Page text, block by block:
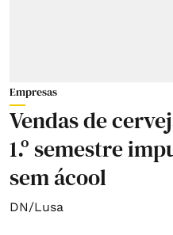
Empresas
Vendas de
1.º semestre
sem ácool
DN/Lusa